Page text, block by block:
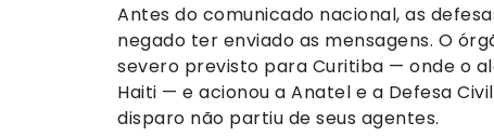
Antes do comunicado nacional, as
negado ter enviado as mensagens. O
severo previsto para Curitiba — onde o
Haiti — e acionou a Anatel e a Defesa
disparo não partiu de seus agentes.